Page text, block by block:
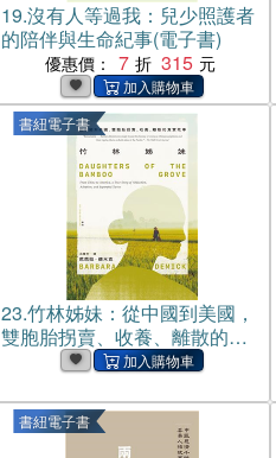
19.沒有人等過我：兒少照護者
的陪伴與生命紀事(電子書)
優惠價： 7 315
書紐電子書
23.竹林姊妹：從中國到美國，
雙胞胎拐賣、收養、離散的真
實故事(電子書)
書紐電子書